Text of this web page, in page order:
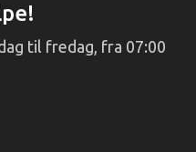
til fredag, fra 07:00